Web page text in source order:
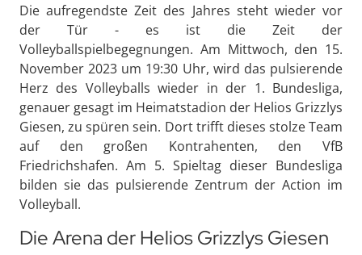
Die aufregendste Zeit des Jahres steht wieder vor
der Tür - es ist die Zeit der
Volleyballspielbegegnungen. Am Mittwoch, den 15.
November 2023 um 19:30 Uhr, wird das pulsierende
Herz des Volleyballs wieder in der 1. Bundesliga,
genauer gesagt im Heimatstadion der Helios Grizzlys
Giesen, zu spüren sein. Dort trifft dieses stolze Team
auf den großen Kontrahenten, den VfB
Friedrichshafen. Am 5. Spieltag dieser Bundesliga
bilden sie das pulsierende Zentrum der Action im
Volleyball.
Die Arena der Helios Grizzlys Giesen